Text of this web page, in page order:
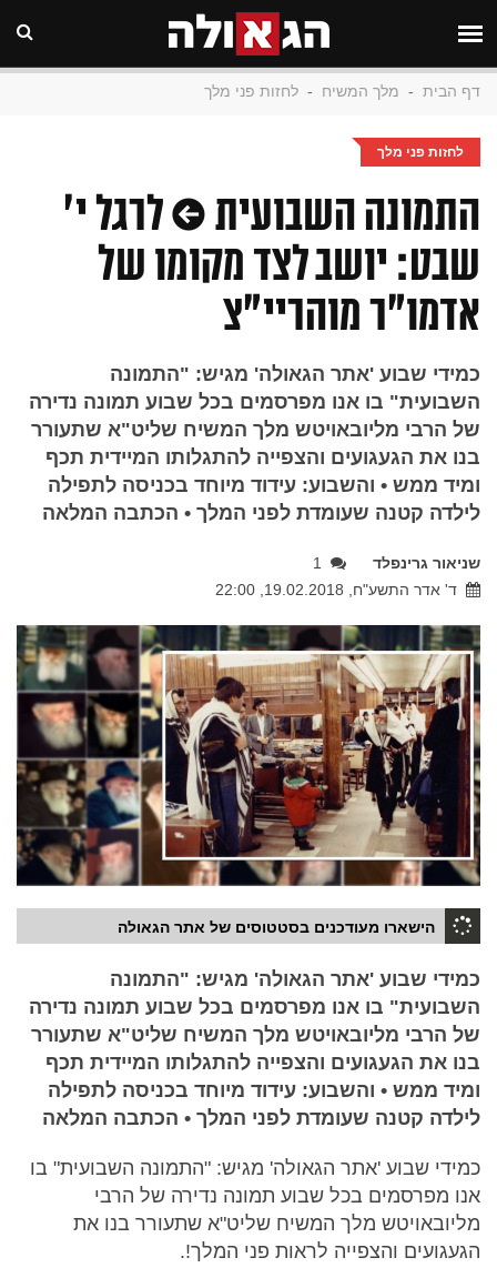
דף הבית - מלך המשיח - לחזות פני מלך
לחזות פני מלך
התמונה השבועית • לרגל י'
שבט: יושב לצד מקומו של
אדמו"ר מוהריי"צ
כמידי שבוע 'אתר הגאולה' מגיש: "התמונה
השבועית" בו אנו מפרסמים בכל שבוע תמונה נדירה
של הרבי מליובאויטש מלך המשיח שליט"א שתעורר
בנו את הגעגועים והצפייה להתגלותו המיידית תכף
ומיד ממש • והשבוע: עידוד מיוחד בכניסה לתפילה
לילדה קטנה שעומדת לפני המלך • הכתבה המלאה
שניאור גרינפלד
1
ד' אדר התשע"ח, 19.02.2018, 22:00
הישארו מעודכנים בסטטוסים של אתר הגאולה
כמידי שבוע 'אתר הגאולה' מגיש: "התמונה
השבועית" בו אנו מפרסמים בכל שבוע תמונה נדירה
של הרבי מליובאויטש מלך המשיח שליט"א שתעורר
בנו את הגעגועים והצפייה להתגלותו המיידית תכף
ומיד ממש • והשבוע: עידוד מיוחד בכניסה לתפילה
לילדה קטנה שעומדת לפני המלך • הכתבה המלאה
כמידי שבוע 'אתר הגאולה' מגיש: "התמונה השבועית" בו
אנו מפרסמים בכל שבוע תמונה נדירה של הרבי
מליובאויטש מלך המשיח שליט"א שתעורר בנו את
הגעגועים והצפייה לראות פני המלך!.